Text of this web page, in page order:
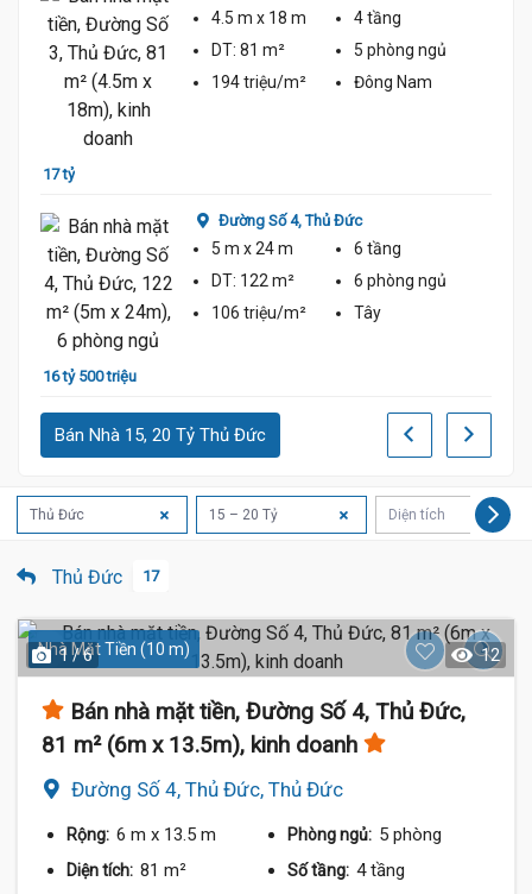
17 tỷ
4.5 m x 18 m
4 tầng
DT: 81 m² 5 phòng ngủ
194 triệu/m²
Đông Nam
16 tỷ 500 triệu
Đường Số 4,Thủ Đức
5 m x 24 m
6 tầng
DT: 122 m² 6 phòng ngủ
106 triệu/m²
Tây
Bán Nhà 15, 20 Tỷ Thủ Đức
Thủ Đức 15 – 20 Tỷ Diện tích
Thủ Đức 17
Nhà Mặt Tiền (10 m)
1 / 6 12
Bán nhà mặt tiền, Đường Số 4, Thủ Đức,
81 m² (6m x 13.5m), kinh doanh
Đường Số 4, Thủ Đức, Thủ Đức
Rộng: 6 m x 13.5 m Phòng ngủ: 5 phòng
Diện tích: 81 m² Số tầng: 4 tầng